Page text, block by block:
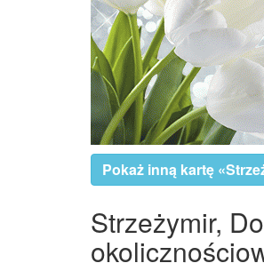
Pokaż inną kartę
Strzeżymir,